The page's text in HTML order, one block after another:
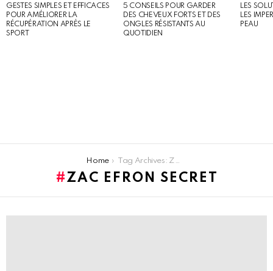
GESTES SIMPLES ET EFFICACES
POUR AMÉLIORER LA
RÉCUPÉRATION APRÈS LE
SPORT
5 CONSEILS POUR GARDER
DES CHEVEUX FORTS ET DES
ONGLES RÉSISTANTS AU
QUOTIDIEN
LES
LES
PEAU
Home Tag Archives: Zac Efron secret
ZAC EFRON SECRET